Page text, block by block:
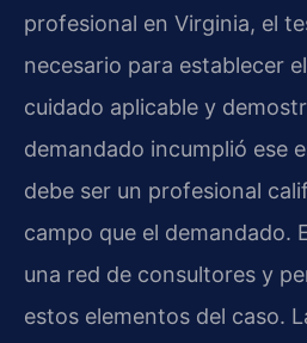
profesional en Virginia, el
necesario para establecer
cuidado aplicable y
demandado incumplió ese
debe ser un profesional
campo que el demandado.
una red de consultores y
estos elementos del caso.